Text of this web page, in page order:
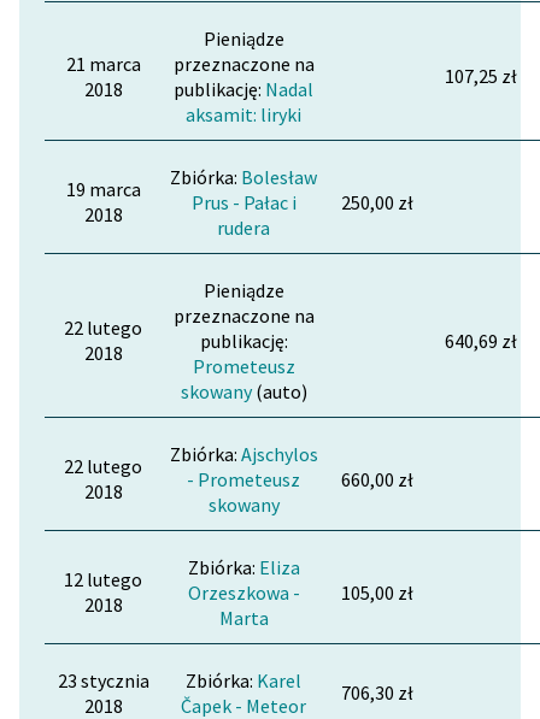
21 marca
2018
Pieniądze
przeznaczone na
publikację: Nadal
aksamit: liryki
107,25 zł
19 marca
2018
Zbiórka: Bolesław
Prus - Pałac i
rudera
250,00 zł
22 lutego
2018
Pieniądze
przeznaczone na
publikację:
Prometeusz
skowany(auto)
640,69 zł
22 lutego
2018
Zbiórka: Ajschylos
- Prometeusz
skowany
660,00 zł
12 lutego
2018
Zbiórka: Eliza
Orzeszkowa -
Marta
105,00 zł
23 stycznia
2018
Zbiórka: Karel
Čapek - Meteor
706,30 zł